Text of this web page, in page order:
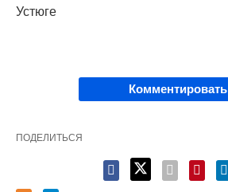
Устюге
Комментировать
ПОДЕЛИТЬСЯ